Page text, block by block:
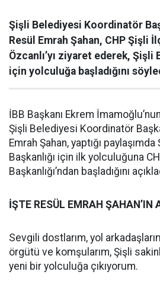
Şişli Belediyesi Koordinatör
Resül Emrah Şahan, CHP Şişli
Özcanlı’yı ziyaret ederek, Şişli
için yolculuğa başladığını
İBB Başkanı Ekrem
Şişli Belediyesi Koordinatör
Emrah Şahan, yaptığı
Başkanlığı için ilk yolculuğuna
Başkanlığı’ndan başladığını
İŞTE RESÜL EMRAH ŞAHAN’IN
Sevgili dostlarım, yol
örgütü ve komşularım, Şişli
yeni bir yolculuğa çıkıyorum.